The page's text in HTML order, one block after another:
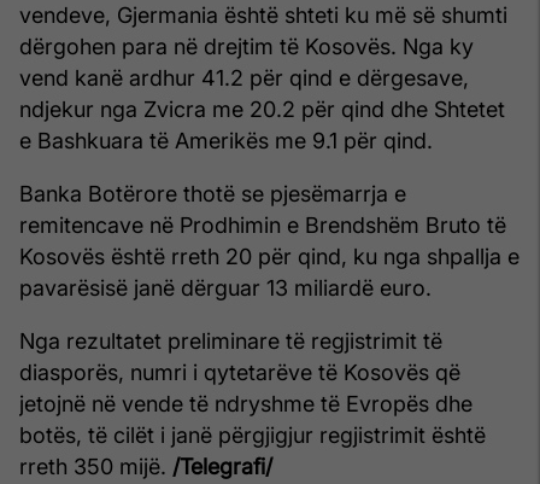
vendeve, Gjermania është shteti ku më së shumti
dërgohen para në drejtim të Kosovës. Nga ky
vend kanë ardhur 41.2 për qind e dërgesave,
ndjekur nga Zvicra me 20.2 për qind dhe Shtetet
e Bashkuara të Amerikës me 9.1 për qind.
Banka Botërore thotë se pjesëmarrja e
remitencave në Prodhimin e Brendshëm Bruto të
Kosovës është rreth 20 për qind, ku nga shpallja e
pavarësisë janë dërguar 13 miliardë euro.
Nga rezultatet preliminare të regjistrimit të
diasporës, numri i qytetarëve të Kosovës që
jetojnë në vende të ndryshme të Evropës dhe
botës, të cilët i janë përgjigjur regjistrimit është
rreth 350 mijë. /Telegrafi/